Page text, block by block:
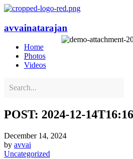
avvainatarajan
Home
Photos
Videos
POST: 2024-12-
December 14, 2024
by avvai
Uncategorized